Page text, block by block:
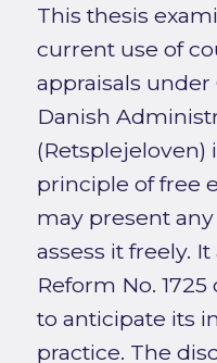
This thesis
current use of
appraisals under
Danish
(Retsplejeloven)
principle of free
may present
assess it freely.
Reform No.
to anticipate its
practice. The